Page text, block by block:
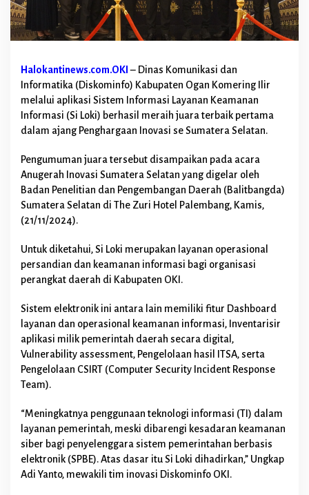
u
a
a
i
o
m
p
t
i
s
i
I
a
s
i
u
m
s
e
Halokantinews.com.OKI– Dinas Komunikasi dan
Informatika (Diskominfo) Kabupaten Ogan Komering Ilir
melalui aplikasi Sistem Informasi Layanan Keamanan
Informasi (Si Loki) berhasil meraih juara terbaik pertama
dalam ajang Penghargaan Inovasi se Sumatera Selatan.
Pengumuman juara tersebut disampaikan pada acara
Anugerah Inovasi Sumatera Selatan yang digelar oleh
Badan Penelitian dan Pengembangan Daerah (Balitbangda)
Sumatera Selatan di The Zuri Hotel Palembang, Kamis,
(21/11/2024).
Untuk diketahui, Si Loki merupakan layanan operasional
persandian dan keamanan informasi bagi organisasi
perangkat daerah di Kabupaten OKI.
Sistem elektronik ini antara lain memiliki fitur Dashboard
layanan dan operasional keamanan informasi, Inventarisir
aplikasi milik pemerintah daerah secara digital,
Vulnerability assessment, Pengelolaan hasil ITSA, serta
Pengelolaan CSIRT (Computer Security Incident Response
Team).
“Meningkatnya penggunaan teknologi informasi (TI) dalam
layanan pemerintah, meski dibarengi kesadaran keamanan
siber bagi penyelenggara sistem pemerintahan berbasis
elektronik (SPBE). Atas dasar itu Si Loki dihadirkan,” Ungkap
Adi Yanto, mewakili tim inovasi Diskominfo OKI.